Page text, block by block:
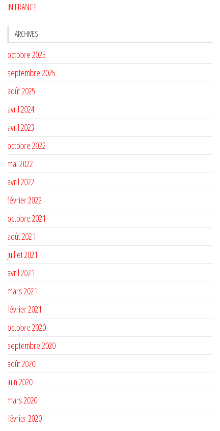
IN FRANCE
ARCHIVES
octobre 2025
septembre 2025
août 2025
avril 2024
avril 2023
octobre 2022
mai 2022
avril 2022
février 2022
octobre 2021
août 2021
juillet 2021
avril 2021
mars 2021
février 2021
octobre 2020
septembre 2020
août 2020
juin 2020
mars 2020
février 2020